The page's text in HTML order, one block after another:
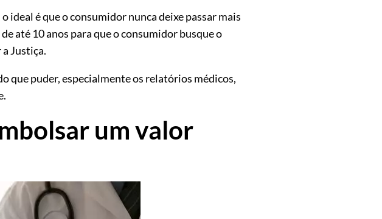
ideal é que o consumidor nunca deixe passar mais
até 10 anos para que o consumidor busque o
Justiça.
que puder, especialmente os relatórios médicos,
um valor